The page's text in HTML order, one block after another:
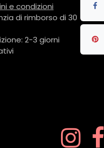
e condizioni
di rimborso di 30
2-3 giorni